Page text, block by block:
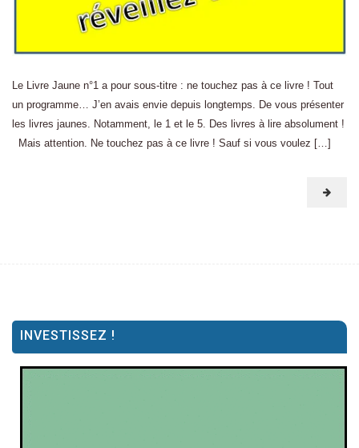
Le Livre Jaune n°1 a pour sous-titre : ne touchez pas à ce livre ! Tout
un programme… J’en avais envie depuis longtemps. De vous présenter
les livres jaunes. Notamment, le 1 et le 5. Des livres à lire absolument !
Mais attention. Ne touchez pas à ce livre ! Sauf si vous voulez […]
INVESTISSEZ !